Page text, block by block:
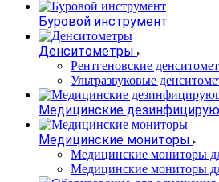
Буровой инструмент
Денситометры
Рентгеновские
Ультразвуковые
Медицинские
Медицинские мониторы
Медицинские мониторы
Медицинские мониторы